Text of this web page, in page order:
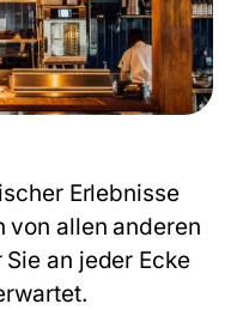
Erlebnisse
von allen anderen
an jeder Ecke